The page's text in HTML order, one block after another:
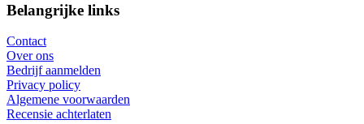
Belangrijke links
Contact
Over ons
Bedrijf aanmelden
Privacy policy
Algemene voorwaarden
Recensie achterlaten